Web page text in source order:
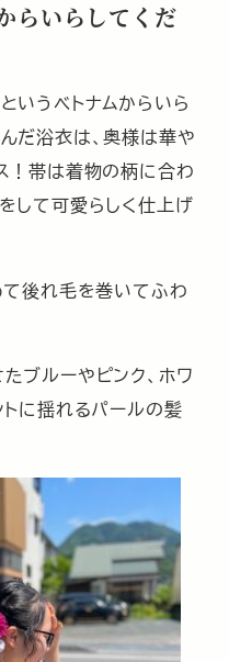
らいらしてくだ
いうベトナムからいら
だ浴衣は、奥様は華や
！帯は着物の柄に合わ
して可愛らしく仕上げ
て後れ毛を巻いてふわ
ブルーやピンク、ホワ
トに揺れるパールの髪